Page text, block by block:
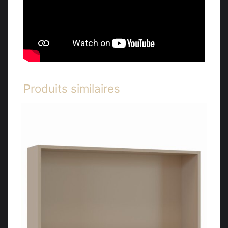
Produits similaires